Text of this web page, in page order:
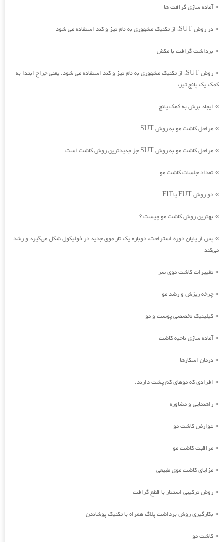
»آماده سازی گرافت ها
» در روش SUT، از تکنیک مشهوری به نام تیز و کند استفاده می شود
» برداشت گرافت با مکش
»
روش SUT، از تکنیک مشهوری به نام تیز و کند استفاده می شود. یعنی جراح ابتدا به
کمک یک پانچ تیز،
» ایجاد برش به کمک پانچ
» مراحل کاشت مو به روش SUT
» مراحل کاشت مو به روش SUT جز جدیدترین روش کاشت است
» تعداد جلسات کاشت مو
» دو روش FUT یاFIT
» بهترین روش کاشت مو چیست ؟
» پس از پایان دوره استراحت، دوباره یک تار موی جدید در فولیکول شکل می‌گیرد و رشد
می‌کند
» تغییرات کاشت موی سر
» چرخه ریزش و رشد مو
» کیلینیک تخصصی پوست و مو
»آماده سازی ناحیه کاشت
» درمان اسکارها
» افرادی که موهای کم پشت دارند.
» راهنمایی و مشاوره
» عوارض کاشت مو
» مراقبت کاشت مو
» مزایای کاشت موی طبیعی
» روش ترکیبی استتار با قطع گرافت
» بکارگیری روش برداشت پلاگ همراه با تکنیک پوشاندن
» کاشت مو